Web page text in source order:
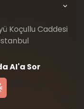
Koçullu Caddesi
AI'a Sor